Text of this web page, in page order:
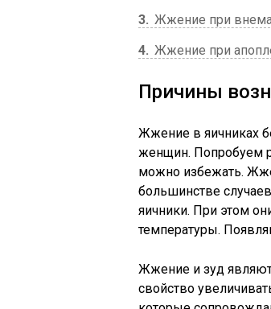
3 Жжение при
4 Жжение при
Причины
Жжение в яичниках
женщин. Попробуем
можно избежать.
большинстве
яичники. При этом
температуры.
Жжение и зуд
свойство